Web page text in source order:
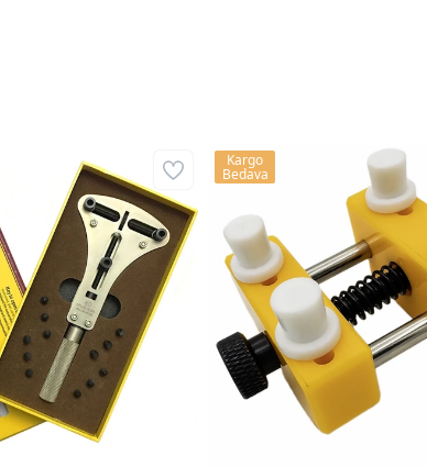
Kargo
Bedava